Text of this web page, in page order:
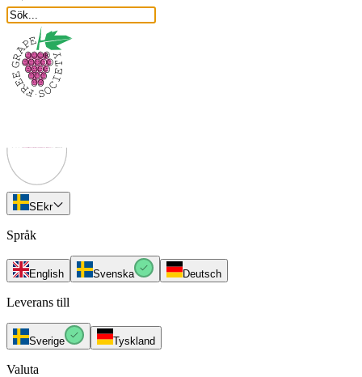
SEkr
Språk
English Svenska Deutsch
Leverans till
Sverige Tyskland
Valuta